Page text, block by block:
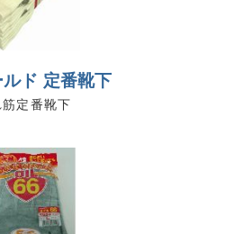
ド 定番靴下
筋定番靴下